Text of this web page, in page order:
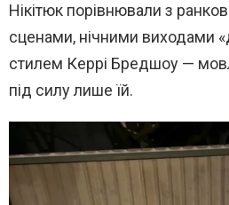
Нікітюк порівнювали з
сценами, нічними виходами
стилем Керрі Бредшоу —
під силу лише їй.